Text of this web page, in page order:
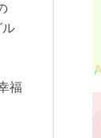
ル
福